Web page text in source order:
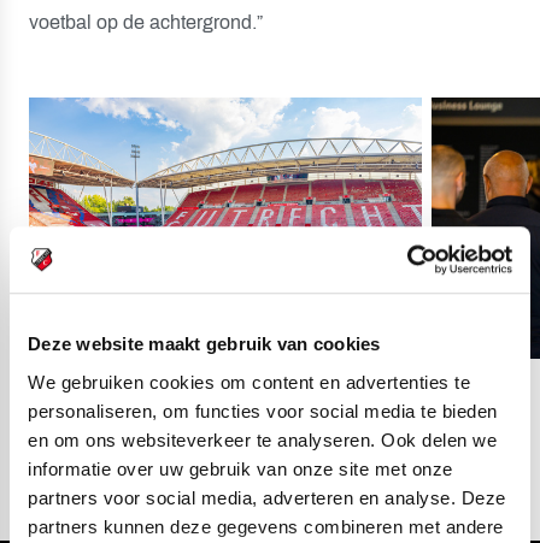
Deze website maakt gebruik van cookies
We gebruiken cookies om content en advertenties te
personaliseren, om functies voor social media te bieden
en om ons websiteverkeer te analyseren. Ook delen we
informatie over uw gebruik van onze site met onze
partners voor social media, adverteren en analyse. Deze
partners kunnen deze gegevens combineren met andere
voetbal op de achtergrond.”
20fotos